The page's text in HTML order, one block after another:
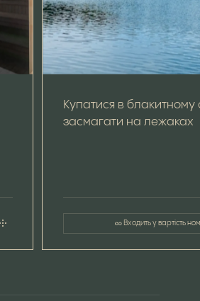
Купатися в блакитному
засмагати на лежаках
Входить у вартість